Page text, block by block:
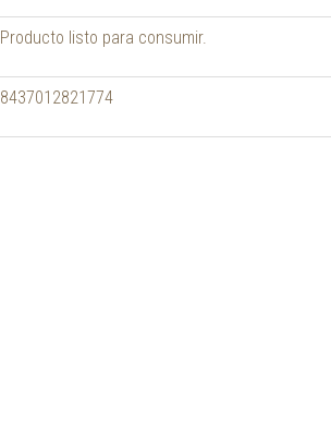
Producto listo para consumir.
8437012821774